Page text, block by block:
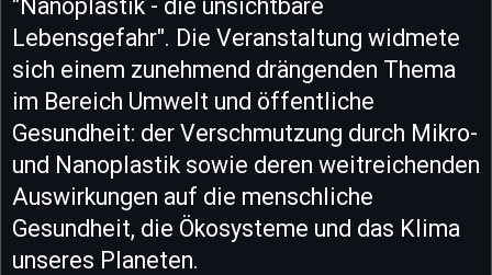
"Nanoplastik - die unsichtbare
Lebensgefahr". Die Veranstaltung widmete
sich einem zunehmend drängenden Thema
im Bereich Umwelt und öffentliche
Gesundheit: der Verschmutzung durch Mikro-
und Nanoplastik sowie deren weitreichenden
Auswirkungen auf die menschliche
Gesundheit, die Ökosysteme und das Klima
unseres Planeten.